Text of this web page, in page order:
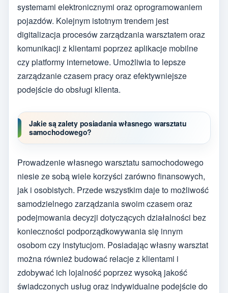
systemami elektronicznymi oraz oprogramowaniem
pojazdów. Kolejnym istotnym trendem jest
digitalizacja procesów zarządzania warsztatem oraz
komunikacji z klientami poprzez aplikacje mobilne
czy platformy internetowe. Umożliwia to lepsze
zarządzanie czasem pracy oraz efektywniejsze
podejście do obsługi klienta.
Jakie są zalety posiadania własnego warsztatu
samochodowego?
Prowadzenie własnego warsztatu samochodowego
niesie ze sobą wiele korzyści zarówno finansowych,
jak i osobistych. Przede wszystkim daje to możliwość
samodzielnego zarządzania swoim czasem oraz
podejmowania decyzji dotyczących działalności bez
konieczności podporządkowywania się innym
osobom czy instytucjom. Posiadając własny warsztat
można również budować relacje z klientami i
zdobywać ich lojalność poprzez wysoką jakość
świadczonych usług oraz indywidualne podejście do